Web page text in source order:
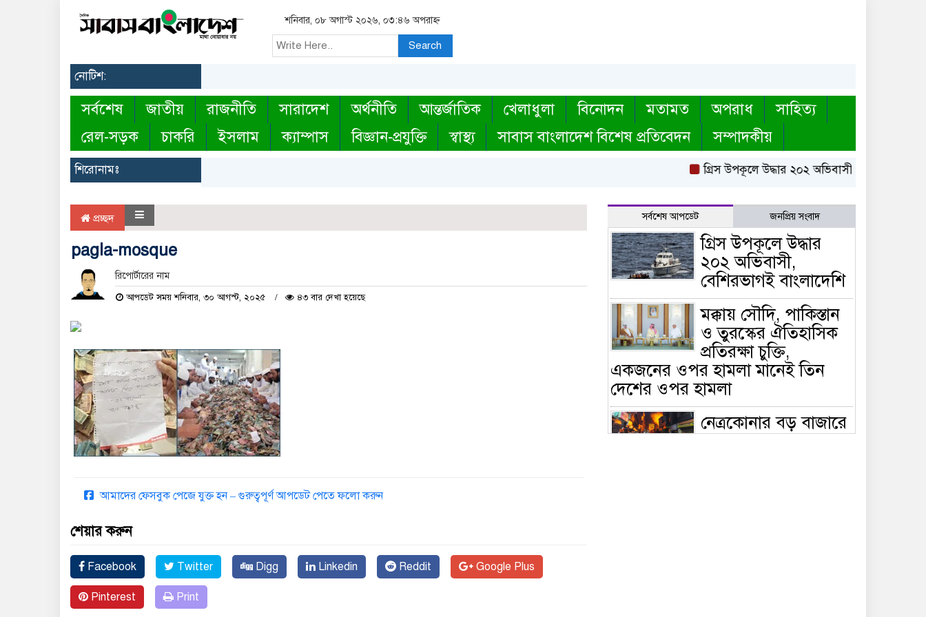
শনিবার, ০৮ অগাস্ট ২০২৬, ০৩:৪৬ অপরাহ্ন
Search
নোটিশ:
সর্বশেষ জাতীয় রাজনীতি সারাদেশ অর্থনীতি আন্তর্জাতিক খেলাধুলা বিনোদন মতামত অপরাধ
সাহিত্য
রেল-সড়ক
চাকরি ইসলাম ক্যাম্পাস বিজ্ঞান-প্রযুক্তি স্বাস্থ্য সাবাস বাংলাদেশ বিশেষ প্রতিবেদন সম্পাদকীয়
শিরোনামঃ গ্রিস উপকূলে উদ্ধার ২০২ অভিবাসী, বেশিরভাগই
প্রচ্ছদ
pagla-mosque
রিপোর্টারের নাম
আপডেট সময় শনিবার, ৩০ আগস্ট, ২০২৫ ৪৩ বার দেখা হয়েছে
আমাদের ফেসবুক পেজে যুক্ত হন – গুরুত্বপূর্ণ আপডেট পেতে ফলো করুন
শেয়ার করুন
Facebook Twitter Digg Linkedin Reddit Google Plus
Pinterest Print
সর্বশেষ আপডেট জনপ্রিয় সংবাদ
গ্রিস উপকূলে উদ্ধার
২০২ অভিবাসী,
বেশিরভাগই বাংলাদেশি
মক্কায় সৌদি, পাকিস্তান
ও তুরস্কের ঐতিহাসিক
প্রতিরক্ষা চুক্তি,
একজনের ওপর হামলা মানেই তিন
দেশের ওপর হামলা
নেত্রকোনার বড় বাজারে
ভয়াবহ আগুন, পুড়ছে ৫